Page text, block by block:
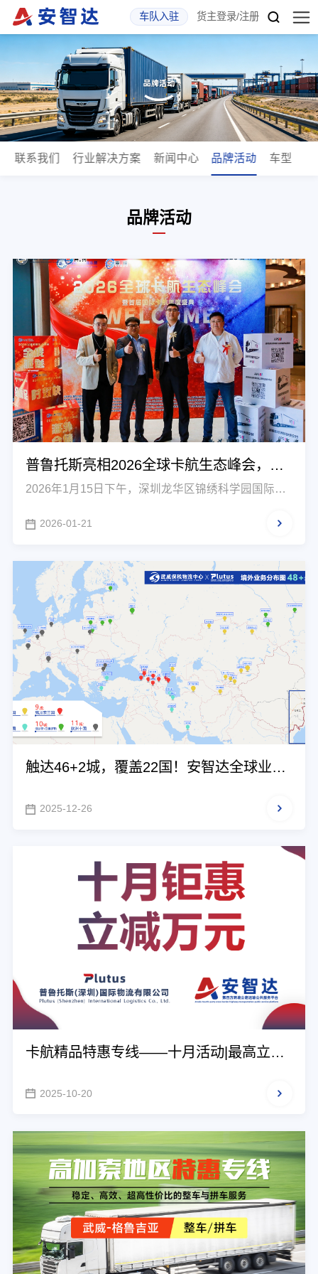
车队入驻 货主登录/注册
联系我们 行业解决方案 新闻中心 品牌活动 车型
品牌活动
普鲁托斯亮相2026全球卡航生态峰会，共
绘跨境物流智慧蓝图
2026年1月15日下午，深圳龙华区锦绣科学园国际会
境物流、供应链管理、数字平台及外贸服务等领域的
方身份全程支持本次“2026全球卡航生态峰会” ，与业
界同仁共话物流未来、共谋发展新篇。
2026-01-21
触达46+2城，覆盖22国！安智达全球业务
2025-12-26
卡航精品特惠专线——十月活动|最高立减
2025-10-20